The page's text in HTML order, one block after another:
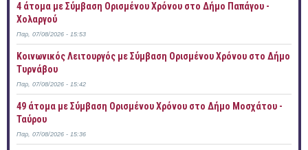
4 άτομα με Σύμβαση Ορισμένου Χρόνου στο Δήμο Παπάγου -
Χολαργού
Παρ, 07/08/2026 - 15:53
Κοινωνικός Λειτουργός με Σύμβαση Ορισμένου Χρόνου στο Δήμο
Τυρνάβου
Παρ, 07/08/2026 - 15:42
49 άτομα με Σύμβαση Ορισμένου Χρόνου στο Δήμο Μοσχάτου -
Ταύρου
Παρ, 07/08/2026 - 15:36